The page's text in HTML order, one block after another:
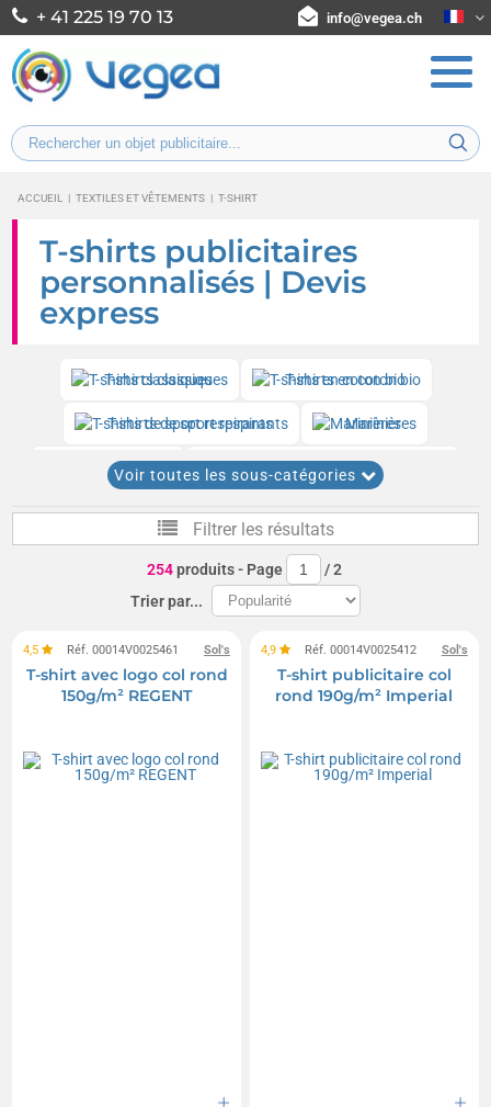
+ 41 225 19 70 13 info@vegea.ch
ACCUEIL | TEXTILES ET VÊTEMENTS | T-SHIRT
T-shirts publicitaires
personnalisés | Devis
express
T-shirts classiques T-shirts en coton bio
T-shirts de sport respirants Marinières
T-shirts enfant T-shirts professionnels de travail
T-shirts col V T-shirts femme
T-shirts compactés T-shirts manches longues
Voir toutes les sous-catégories
Filtrer les résultats
254produits- Page /2
Trier par...
Sol's
4,5 Réf. 00014V0025461
T-shirt avec logo col rond
150g/m² REGENT
Sol's
4,9 Réf. 00014V0025412
T-shirt publicitaire col
rond 190g/m² Imperial